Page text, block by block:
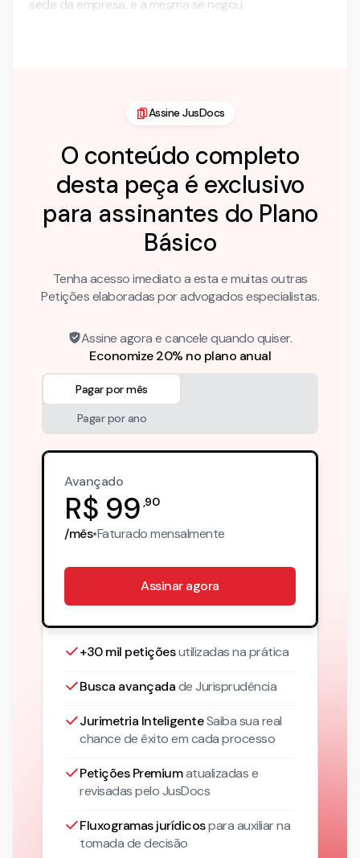
sede da empresa, e a mesma se negou.
Assine JusDocs
O conteúdo completo
desta peça é exclusivo
para assinantes do Plano
Básico
Tenha acesso imediato a esta e muitas outras
Petições elaboradas por advogados especialistas.
Assine agora e cancele quando quiser.
Economize 20% no plano anual
Pagar por mês
Pagar por ano
Avançado
R$ 99 ,90
/mês•Faturadomensalmente
Assinar agora
+30 mil petiçõesutilizadas na prática
Busca avançadade Jurisprudência
Jurimetria InteligenteSaiba sua real
chance de êxito em cada processo
Petições Premiumatualizadase
revisadas pelo JusDocs
Fluxogramas jurídicospara auxiliar na
tomada de decisão